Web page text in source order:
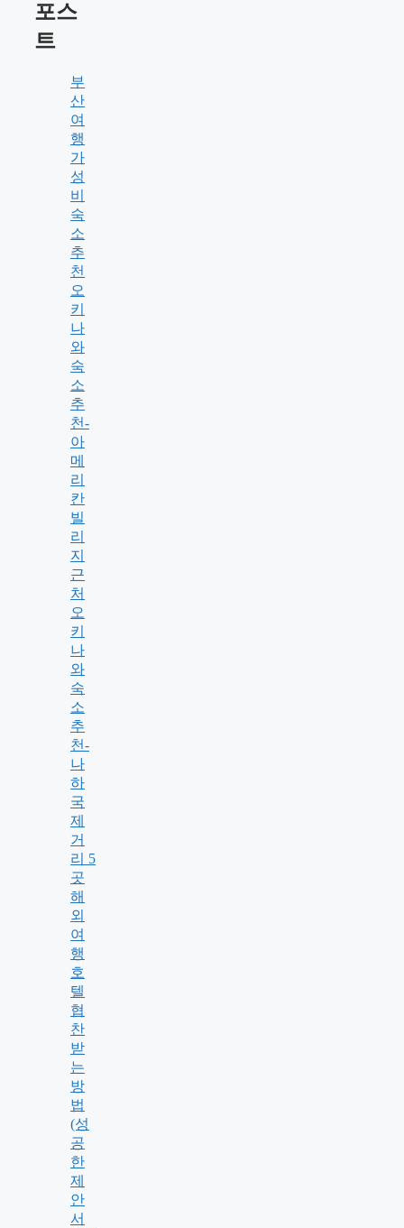
포스
트
부
산
여
행
가
성
비
숙
소
추
천
오
키
나
와
숙
소
추
천-
아
메
리
칸
빌
리
지
근
처
오
키
나
와
숙
소
추
천-
나
하
국
제
거
리 5
곳
해
외
여
행
호
텔
협
찬
받
는
방
법
(성
공
한
제
안
서